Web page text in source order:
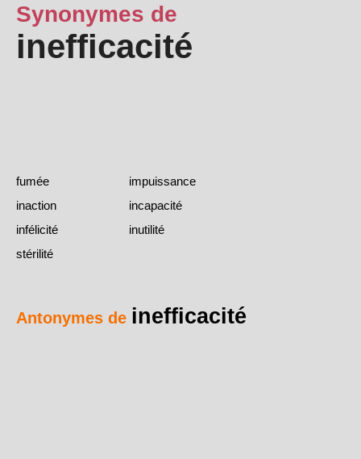
Synonymes de
inefficacité
fumée
impuissance
inaction
incapacité
infélicité
inutilité
stérilité
Antonymes de inefficacité